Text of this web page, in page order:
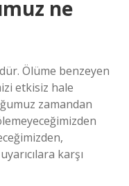
ne
Ölüme benzeyen
etkisiz hale
zamandan
karşı